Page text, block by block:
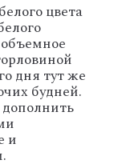
цвета
дня тут же
будней.
дополнить
и